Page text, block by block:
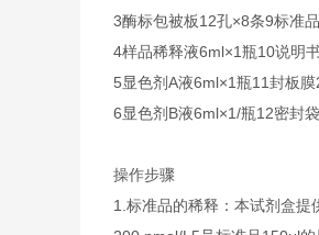
3酶标包被板12孔×8条9标准
4样品稀释液6ml×1瓶10说明书
5显色剂A液6ml×1瓶11封板膜
6显色剂B液6ml×1/瓶12密封袋
操作步骤
1. 标准品的稀释：本试剂盒提